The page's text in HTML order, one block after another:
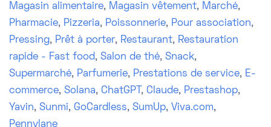
Magasin alimentaire, Magasin vêtement, Marché,
Pharmacie, Pizzeria, Poissonnerie, Pour association,
Pressing, Prêt à porter, Restaurant, Restauration
rapide - Fast food, Salon de thé, Snack,
Supermarché, Parfumerie, Prestations de service, E-
commerce, Solana, ChatGPT , Claude, Prestashop,
Yavin, Sunmi, GoCardless, SumUp, Viva.com,
Pennylane